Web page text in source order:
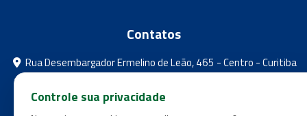
Contatos
Rua Desembargador Ermelino de Leão, 465 - Centro - Curitiba
- Paraná
feebpr@gmail.com
Controle sua privacidade